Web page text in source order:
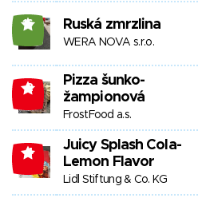
16 Ruská zmrzlina
WERA NOVA s.r.o.
-2
Pizza šunko-
žampionová
FrostFood a.s.
-4
Juicy Splash Cola-
Lemon Flavor
Lidl Stiftung & Co. KG